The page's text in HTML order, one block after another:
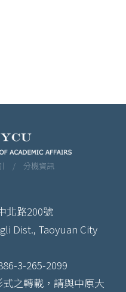
引 / 分機資訊
北路200號
Dist., Taoyuan City
3-265-2099
之轉載，請與中原大